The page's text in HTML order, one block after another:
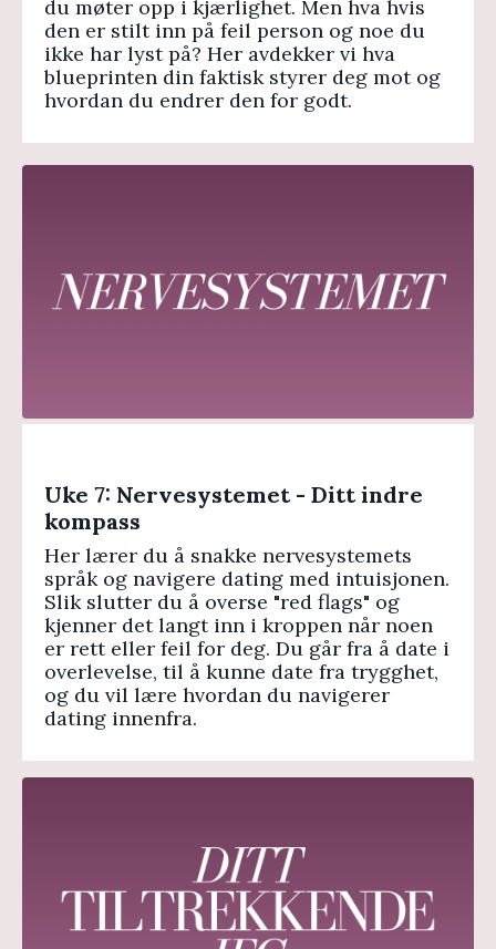
du møter opp i kjærlighet. Men hva hvis
den er stilt inn på feil person og noe du
ikke har lyst på? Her avdekker vi hva
blueprinten din faktisk styrer deg mot og
hvordan du endrer den for godt.
Uke 7: Nervesystemet - Ditt indre
kompass
Her lærer du å snakke nervesystemets
språk og navigere dating med intuisjonen.
Slik slutter du å overse "red flags" og
kjenner det langt inn i kroppen når noen
er rett eller feil for deg. Du går fra å date i
overlevelse, til å kunne date fra trygghet,
og du vil lære hvordan du navigerer
dating innenfra.